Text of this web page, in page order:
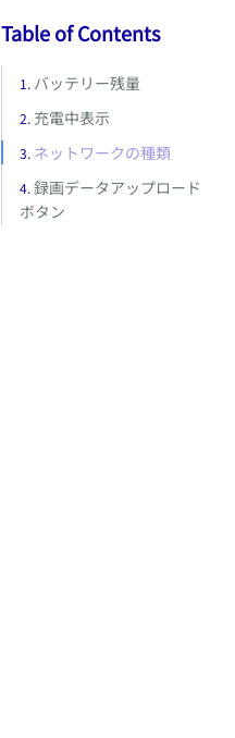
Table of Contents
バッテリー残量
充電中表示
ネットワークの種類
録画データアップロード
ボタン